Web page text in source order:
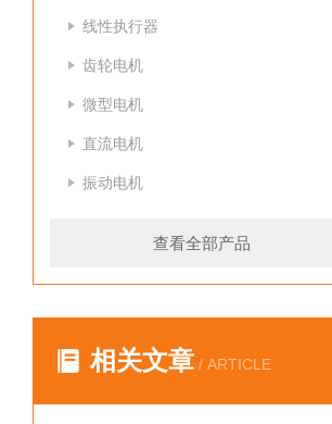
线性执行器
齿轮电机
微型电机
直流电机
振动电机
查看全部产品
相关文章 / ARTICLE